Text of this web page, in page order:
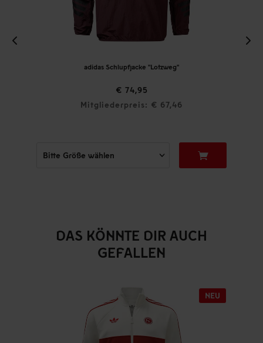
adidas Schlupfjacke "Lotzweg"
€ 74,95
Mitgliederpreis: € 67,46
DAS KÖNNTE DIR AUCH
GEFALLEN